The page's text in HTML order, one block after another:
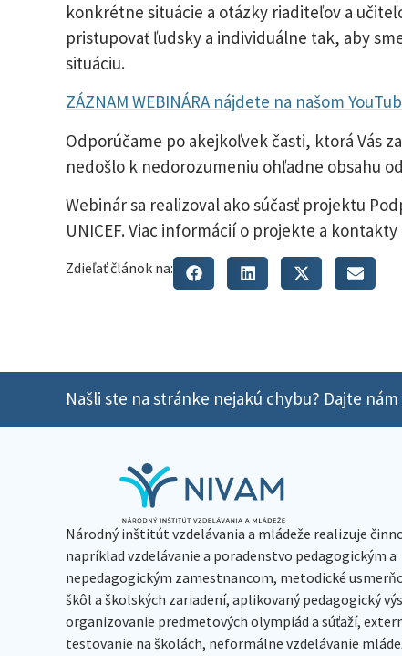
konkrétne situácie a otázky riaditeľov a
pristupovať ľudsky a individuálne tak, aby
situáciu.
ZÁZNAM WEBINÁRA nájdete na našom
Odporúčame po akejkoľvek časti, ktorá Vás
nedošlo k nedorozumeniu ohľadne obsahu
Webinár sa realizoval ako súčasť projektu
UNICEF. Viac informácií o projekte a
Zdieľať článok na:
Našli ste na stránke nejakú chybu? Dajte
Národný inštitút vzdelávania a mládeže realizuje
napríklad vzdelávanie a poradenstvo pedagogickým a
nepedagogickým zamestnancom, metodické
škôl a školských zariadení, aplikovaný pedagogický
organizovanie predmetových olympiád a súťaží,
testovanie na školách, neformálne vzdelávanie